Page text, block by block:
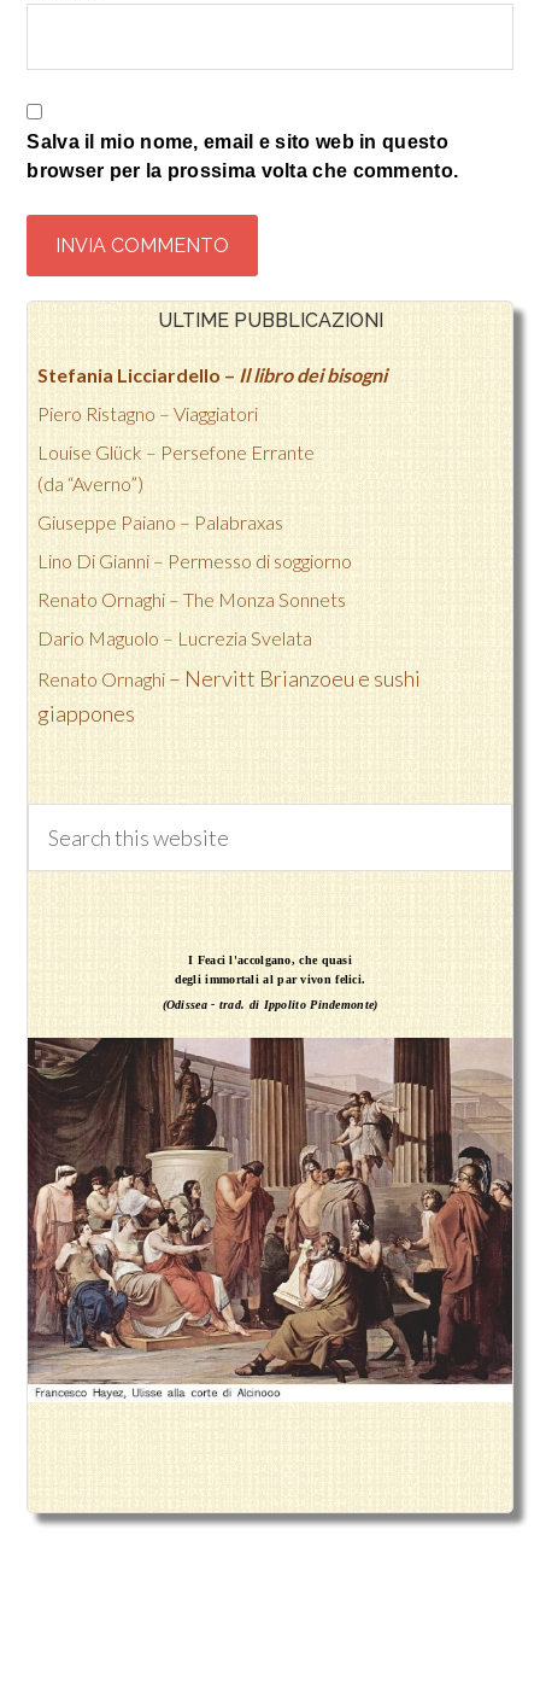
Salva il mio nome, email e sito web in questo
browser per la prossima volta che commento.
ULTIME PUBBLICAZIONI
Stefania Licciardello – Il libro dei bisogni
Piero Ristagno – Viaggiatori
Louise Glück – Persefone Errante
(da “Averno”)
Giuseppe Paiano – Palabraxas
Lino Di Gianni – Permesso di soggiorno
Renato Ornaghi –The Monza Sonnets
Dario Maguolo – Lucrezia Svelata
Renato Ornaghi – Nervitt Brianzoeu e sushi
giappones
I Feaci l'accolgano, che quasi
degli immortali al par vivon felici.
(Odissea - trad. di Ippolito Pindemonte)